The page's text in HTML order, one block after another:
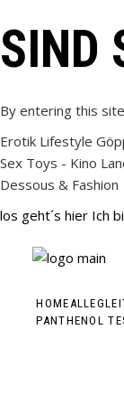
the
content
SIND
By entering this
Erotik Lifestyle
Sex Toys - Kino
Dessous & Fashion
los geht´s hier Ich
HOMEALLE
PANTHENOL